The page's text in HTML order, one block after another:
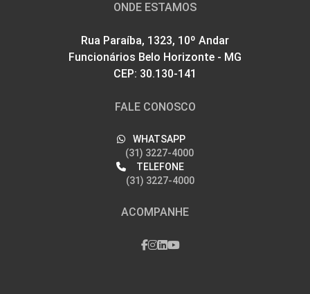
ONDE ESTAMOS
Rua Paraíba, 1323, 10º Andar
Funcionários Belo Horizonte - MG
CEP: 30.130-141
FALE CONOSCO
WHATSAPP
(31) 3227-4000
TELEFONE
(31) 3227-4000
ACOMPANHE